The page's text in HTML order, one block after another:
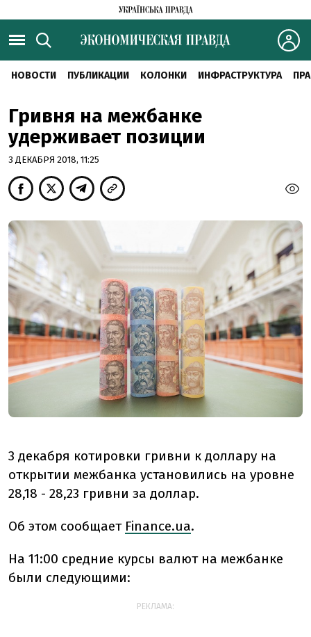
НОВОСТИ ПУБЛИКАЦИИ КОЛОНКИ ИНФРАСТРУКТУРА
Гривня на межбанке
удерживает позиции
3 ДЕКАБРЯ 2018, 11:25
3 декабря котировки гривни к доллару на
открытии межбанка установились на уровне
28,18 - 28,23 гривни за доллар.
Об этом сообщает Finance.ua.
На 11:00 средние курсы валют на межбанке
были следующими:
РЕКЛАМА: